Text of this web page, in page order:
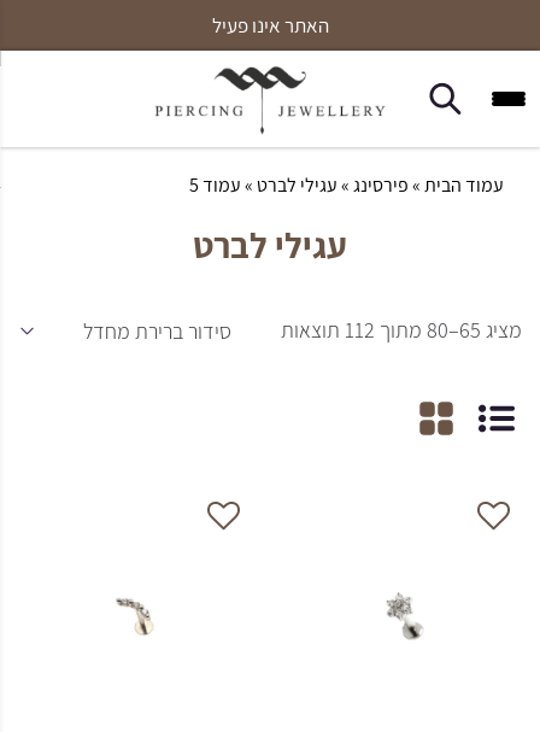
האתר אינו פעיל
עמוד הבית»פירסינג»עגילי לברט» עמוד 5
עגילי לברט
מציג 65–80 מתוך 112 תוצאות